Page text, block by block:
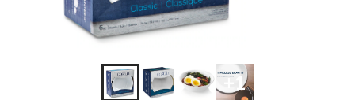
+1